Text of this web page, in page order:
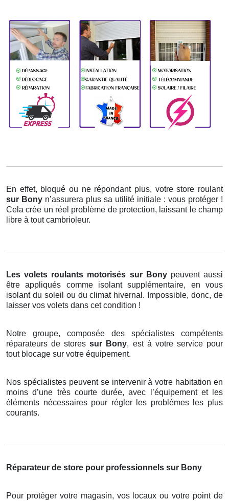
En effet, bloqué ou ne répondant plus, votre store roulant
sur Bony n’assurera plus sa utilité initiale : vous protéger !
Cela crée un réel problème de protection, laissant le champ
libre à tout cambrioleur.
Les volets roulants motorisés sur Bony peuvent aussi
être appliqués comme isolant supplémentaire, en vous
isolant du soleil ou du climat hivernal. Impossible, donc, de
laisser vos volets dans cet condition !
Notre groupe, composée des spécialistes compétents
réparateurs de storessur Bony, est à votre service pour
tout blocage sur votre équipement.
Nos spécialistes peuvent se intervenir à votre habitation en
moins d’une très courte durée, avec l’équipement et les
éléments nécessaires pour régler les problèmes les plus
courants.
Réparateur de store pour professionnels sur Bony
Pour protéger votre magasin, vos locaux ou votre point de